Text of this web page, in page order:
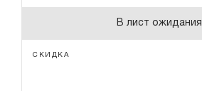
В лист ожидания
СКИДКА